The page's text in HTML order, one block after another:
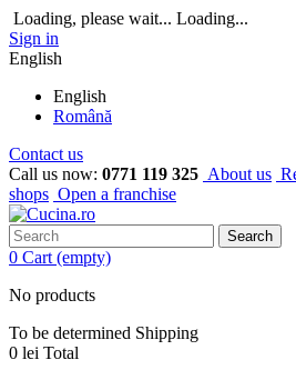
Loading, please wait... Loading...
Sign in
English
English
Română
Contact us
Call us now: 0771 119 325 About us
shops Open a franchise
Search
0 Cart (empty)
No products
To be determined Shipping
0 lei Total